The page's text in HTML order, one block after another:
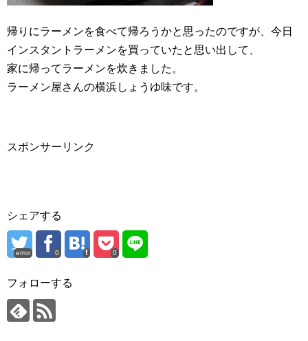
帰りにラーメンを食べて帰ろうかと思ったのですが、今日
インスタントラーメンを買っていたと思い出して、
家に帰ってラーメンを炊きました。
ラーメン屋さんの横浜しょうゆ味です。
スポンサーリンク
シェアする
error 0 0
フォローする